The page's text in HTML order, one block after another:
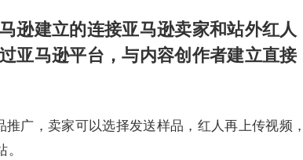
逊建立的连接亚马逊卖家和站外红人
亚马逊平台，与内容创作者建立直接
广，卖家可以选择发送样品，红人再上传视频，